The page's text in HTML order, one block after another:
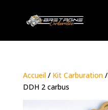
Accueil/ Kit Carburation/
DDH 2 carbus